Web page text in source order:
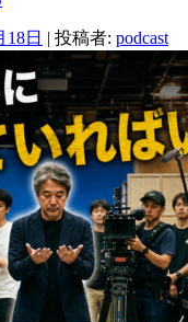
18日 | 投稿者: podcast